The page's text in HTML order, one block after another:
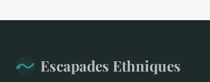
Escapades Ethniques